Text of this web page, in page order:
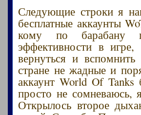
Следующие строки я
бесплатные аккаунты
кому по барабану
эффективности в
вернуться и
стране не жадные и
аккаунт World Of
просто не сомневаюсь,
Открылось второе